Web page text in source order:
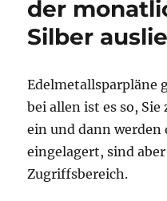
was
der
der
Silber
Edelmetallsparpläne
bei allen ist es so,
ein und dann werden
eingelagert, sind
Zugriffsbereich.